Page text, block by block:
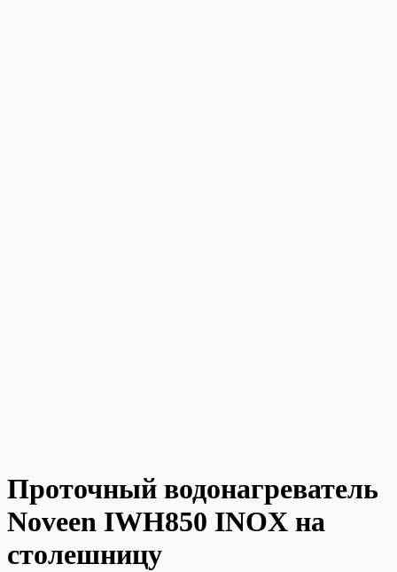
Проточный водонагреватель
Noveen IWH850 INOX на
столешницу